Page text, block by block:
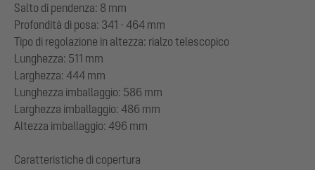
Salto di pendenza: 8 mm
Profondità di posa: 341 - 464 mm
Tipo di regolazione in altezza: rialzo telescopico
Lunghezza: 511 mm
Larghezza: 444 mm
Lunghezza imballaggio: 586 mm
Larghezza imballaggio: 486 mm
Altezza imballaggio: 496 mm
Caratteristiche di copertura